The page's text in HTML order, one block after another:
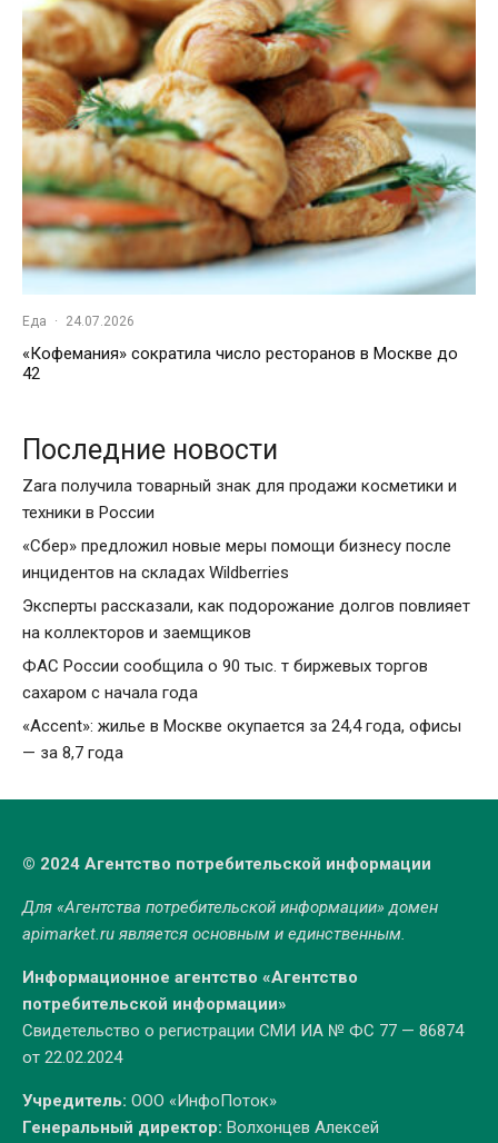
Еда · 24.07.2026
«Кофемания» сократила число ресторанов в Москве до
42
Последние новости
Zara получила товарный знак для продажи косметики и
техники в России
«Сбер» предложил новые меры помощи бизнесу после
инцидентов на складах Wildberries
Эксперты рассказали, как подорожание долгов повлияет
на коллекторов и заемщиков
ФАС России сообщила о 90 тыс. т биржевых торгов
сахаром с начала года
«Accent»: жилье в Москве окупается за 24,4 года, офисы
— за 8,7 года
© 2024 Агентство потребительской информации
Для «Агентства потребительской информации» домен
apimarket.ruявляется основным и единственным.
Информационное агентство «Агентство
потребительской информации»
Свидетельство о регистрации СМИ ИА № ФС 77 — 86874
от 22.02.2024
Учредитель: ООО «ИнфоПоток»
Генеральный директор: Волхонцев Алексей